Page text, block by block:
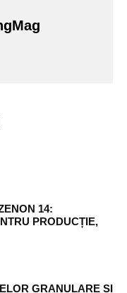
14:
PRODUCȚIE,
GRANULARE ȘI